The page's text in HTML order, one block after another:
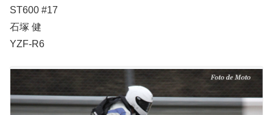
ST600 #17
石塚 健
YZF-R6